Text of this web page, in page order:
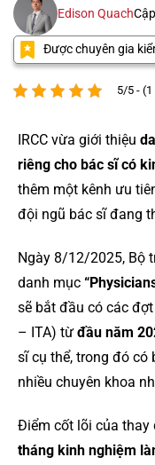
Edison Quach
Được chuyên gia
5/5 -
IRCC vừa giới thiệu
riêng cho bác sĩ có
thêm một kênh ưu
đội ngũ bác sĩ đang
Ngày 8/12/2025, Bộ
danh mục
sẽ bắt đầu có các
– ITA) từ đầu năm
sĩ cụ thể, trong đó có
nhiều chuyên khoa
Điểm cốt lõi của thay
tháng kinh nghiệm